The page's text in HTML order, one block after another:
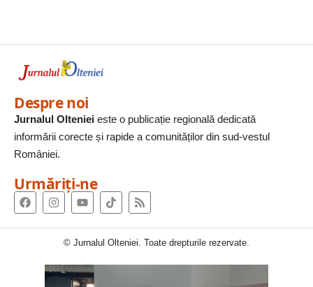
Despre noi
Jurnalul Olteniei este o publicație regională dedicată
informării corecte și rapide a comunităților din sud-vestul
României.
Urmăriți-ne
© Jurnalul Olteniei. Toate drepturile rezervate.